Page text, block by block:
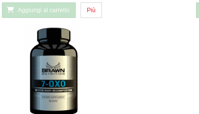
Aggiungi al carrello Più